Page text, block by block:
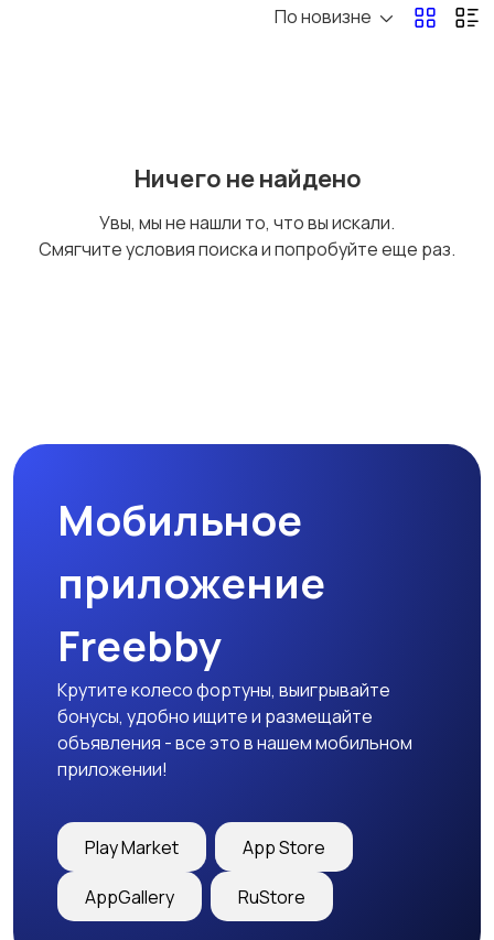
Холодильники и
По новизне
Ничего не найдено
Увы, мы не нашли то, что вы искали.
Смягчите условия поиска и попробуйте еще раз.
Мобильное
приложение
Freebby
Крутите колесо фортуны, выигрывайте
бонусы, удобно ищите и размещайте
объявления - все это в нашем мобильном
приложении!
Play Market App Store
AppGallery RuStore